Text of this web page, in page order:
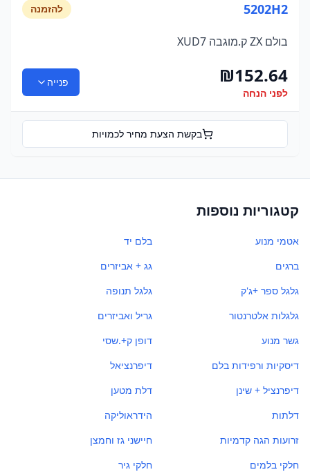
5202H2 להזמנה
בולם ZX ק.מוגבה XUD7
₪152.64
לפני הנחה
פנייה
בקשת הצעת מחיר לכמויות
קטגוריות נוספות
אטמי מנוע
בלם יד
ברגים
גג + אביזרים
גלגל ספר +ג'ק
גלגל תנופה
גלגלות אלטרנטור
גריל ואביזרים
גשר מנוע
דופן ק+.שסי
דיסקיות ורפידות בלם
דיפרנציאל
דיפרנציל + שינן
דלת מטען
דלתות
הידראוליקה
זרועות הגה קדמיות
חיישני גז וחמצן
חלקי בלמים
חלקי גיר